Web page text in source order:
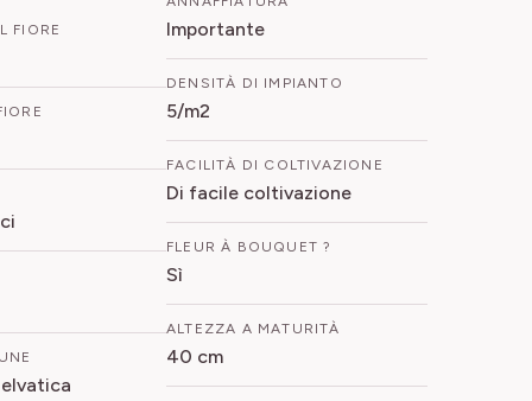
FIORE Importante
DENSITÀ DI IMPIANTO
5/m2
FACILITÀ DI COLTIVAZIONE
Di facile coltivazione
FLEUR À BOUQUET ?
Sì
ALTEZZA A MATURITÀ
40 cm